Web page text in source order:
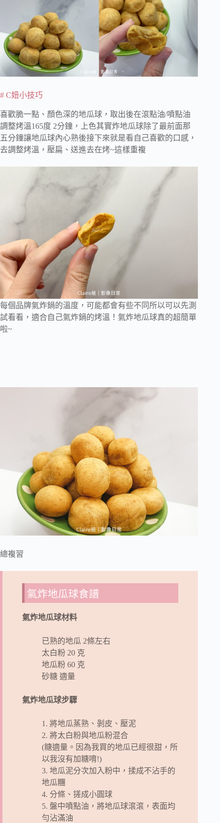
# C妞小技巧
喜歡脆一點、顏色深的地瓜球，取出後在滾點油/噴點油
調整烤溫165度 2分鐘，上色其實炸地瓜球除了最前面那
五分鐘讓地瓜球內心熟後接下來就是看自己喜歡的口感，
去調整烤溫，壓扁、送進去在烤~這樣重複
每個品牌氣炸鍋的溫度，可能都會有些不同所以可以先測
試看看，適合自己氣炸鍋的烤溫！氣炸地瓜球真的超簡單
啦~
總複習
氣炸地瓜球食譜
氣炸地瓜球材料
已熟的地瓜 2條左右
太白粉 20 克
地瓜粉 60 克
砂糖 適量
氣炸地瓜球步驟
1. 將地瓜蒸熟、剝皮、壓泥
2. 將太白粉與地瓜粉混合
(糖適量。因為我買的地瓜已經很甜，所
以我沒有加糖唷!)
3. 地瓜泥分次加入粉中，揉成不沾手的
地瓜糰
4. 分條、搓成小圓球
5. 盤中噴點油，將地瓜球滾滾，表面均
勻沾滿油